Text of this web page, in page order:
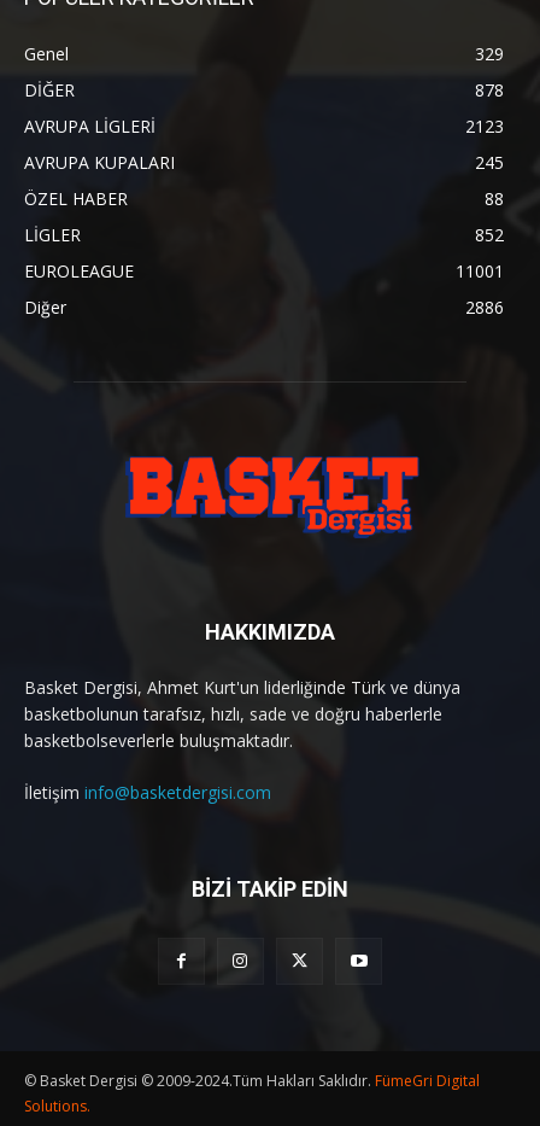
Genel
329
DİĞER
878
AVRUPA LİGLERİ
2123
AVRUPA KUPALARI
245
ÖZEL HABER
88
LİGLER
852
EUROLEAGUE
11001
Diğer
2886
HAKKIMIZDA
Basket Dergisi, Ahmet Kurt'un liderliğinde Türk ve dünya
basketbolunun tarafsız, hızlı, sade ve doğru haberlerle
basketbolseverlerle buluşmaktadır.
İletişim info@basketdergisi.com
BİZİ TAKİP EDİN
© Basket Dergisi © 2009-2024.Tüm Hakları Saklıdır. FümeGri Digital
Solutions.